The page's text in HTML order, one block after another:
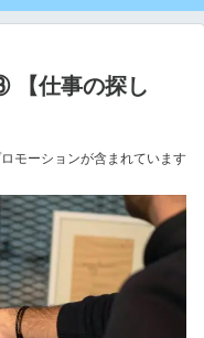
【仕事の探し
モーションが含まれています